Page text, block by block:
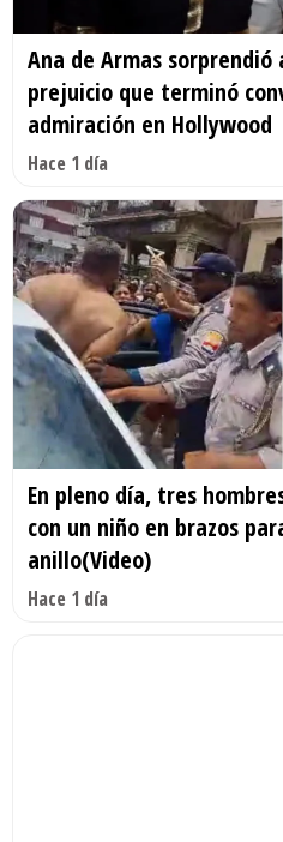
Ana de Armas sorprendió
prejuicio que terminó
admiración en Hollywood
Hace 1 día
En pleno día, tres
con un niño en brazos
anillo(Video)
Hace 1 día